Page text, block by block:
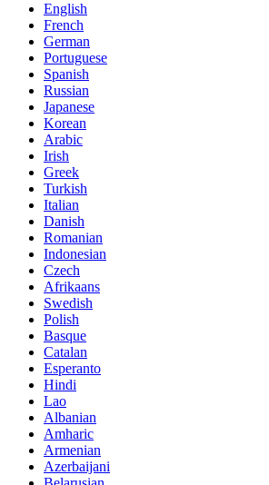
English
French
German
Portuguese
Spanish
Russian
Japanese
Korean
Arabic
Irish
Greek
Turkish
Italian
Danish
Romanian
Indonesian
Czech
Afrikaans
Swedish
Polish
Basque
Catalan
Esperanto
Hindi
Lao
Albanian
Amharic
Armenian
Azerbaijani